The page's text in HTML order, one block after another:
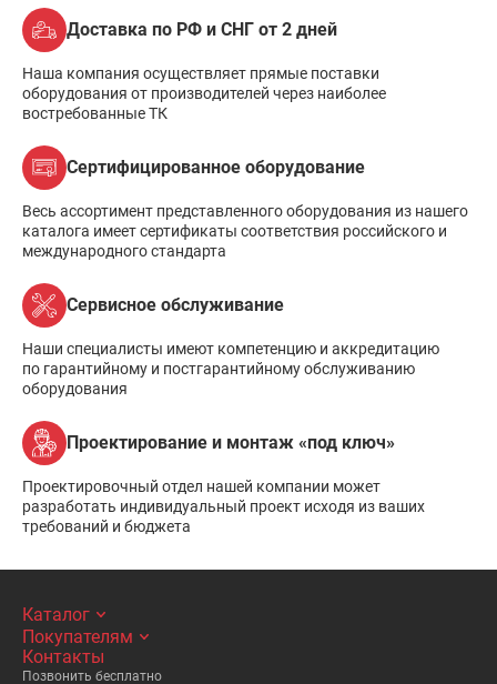
Доставка по РФ и СНГ от 2 дней
Наша компания осуществляет прямые поставки
оборудования от производителей через наиболее
востребованные ТК
Сертифицированное оборудование
Весь ассортимент представленного оборудования из нашего
каталога имеет сертификаты соответствия российского и
международного стандарта
Сервисное обслуживание
Наши специалисты имеют компетенцию и аккредитацию
по гарантийному и постгарантийному обслуживанию
оборудования
Проектирование и монтаж «под ключ»
Проектировочный отдел нашей компании может
разработать индивидуальный проект исходя из ваших
требований и бюджета
Каталог
Покупателям
Контакты
Позвонить бесплатно